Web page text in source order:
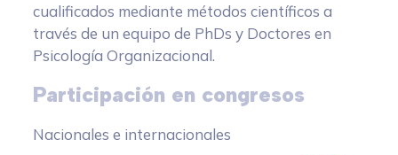
cualificados mediante métodos científicos a
través de un equipo de PhDs y Doctores en
Psicología Organizacional.
Participación en congresos
Nacionales e internacionales